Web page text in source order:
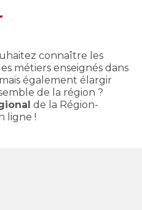
connaître les
métiers enseignés dans
également élargir
de la région ?
de la Région-
ligne !